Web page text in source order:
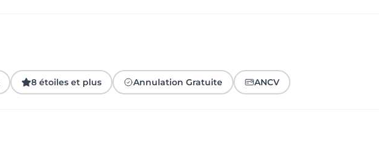
8 étoiles et plus Annulation Gratuite ANCV